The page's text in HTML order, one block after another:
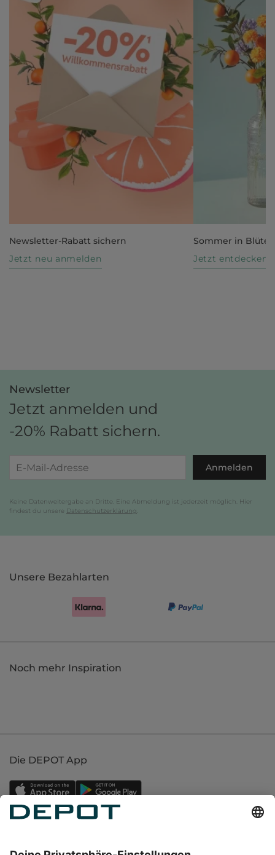
Newsletter-Rabatt sichern
Jetzt neu anmelden
Sommer in Blüte
Jetzt entdecken
Newsletter
Jetzt anmelden und
-20% Rabatt sichern.
Anmelden
Keine Datenweitergabe an Dritte. Eine Abmeldung ist jederzeit möglich. Hier
findest du unsere Datenschutzerklärung
Unsere Bezahlarten
Noch mehr Inspiration
Die DEPOT App